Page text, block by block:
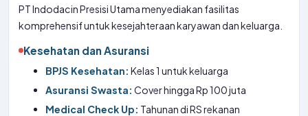
PT Indodacin Presisi Utama menyediakan fasilitas
komprehensif untuk kesejahteraan karyawan dan keluarga.
Kesehatan dan Asuransi
BPJS Kesehatan: Kelas 1 untuk keluarga
Asuransi Swasta: Cover hingga Rp 100 juta
Medical Check Up: Tahunan di RS rekanan